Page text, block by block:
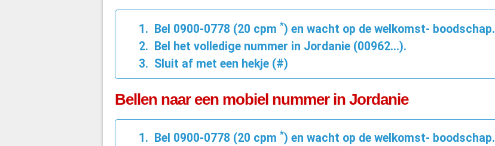
Bel 0900-0778 (20 cpm *) en wacht op de welkomst- boodschap.
Bel het volledige nummer in Jordanie (00962...).
Sluit af met een hekje (#)
Bellen naar een mobiel nummer in Jordanie
Bel 0900-0778 (20 cpm *) en wacht op de welkomst- boodschap.